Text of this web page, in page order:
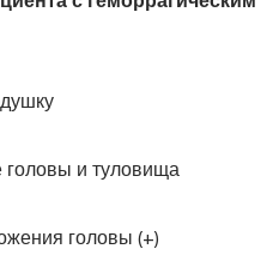
головы и туловища
головы (+)